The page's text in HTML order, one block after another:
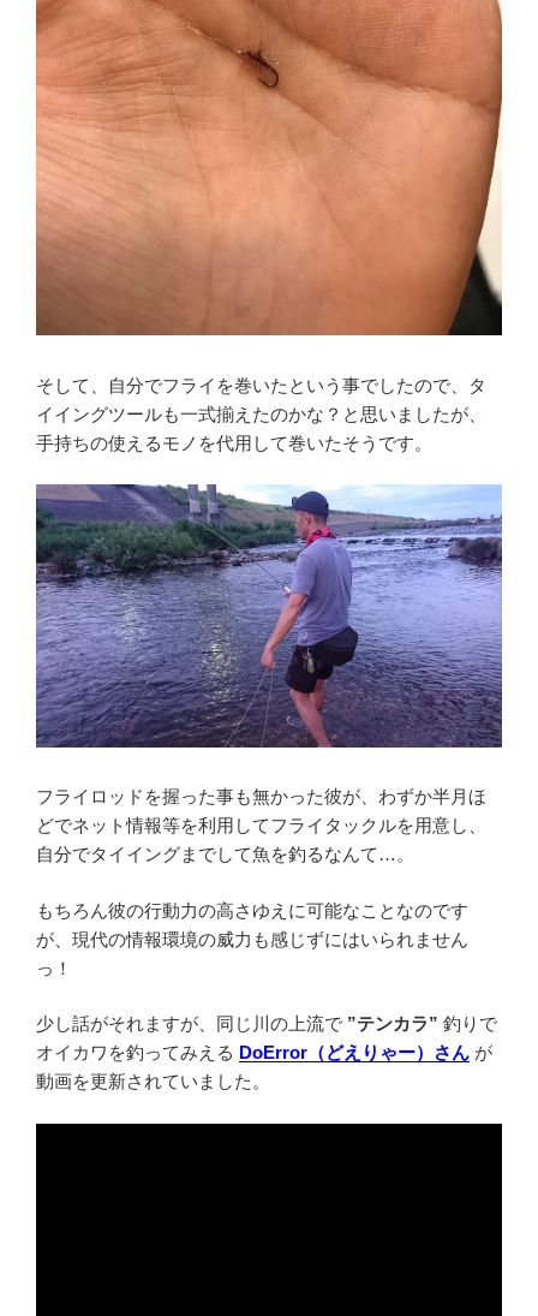
そして、自分でフライを巻いたという事でしたので、タ
イイングツールも一式揃えたのかな？と思いましたが、
手持ちの使えるモノを代用して巻いたそうです。
フライロッドを握った事も無かった彼が、わずか半月ほ
どでネット情報等を利用してフライタックルを用意し、
自分でタイイングまでして魚を釣るなんて…。
もちろん彼の行動力の高さゆえに可能なことなのです
が、現代の情報環境の威力も感じずにはいられません
っ！
少し話がそれますが、同じ川の上流で ”テンカラ” 釣りで
オイカワを釣ってみえる DoError（どえりゃー）さん が
動画を更新されていました。